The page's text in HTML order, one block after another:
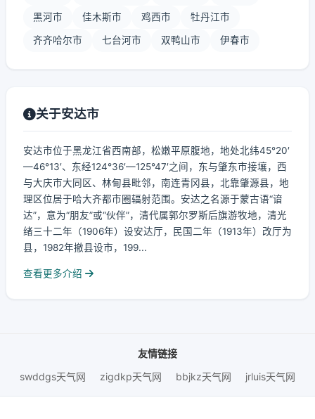
黑河市 佳木斯市 鸡西市 牡丹江市
齐齐哈尔市 七台河市 双鸭山市 伊春市
关于安达市
安达市位于黑龙江省西南部，松嫩平原腹地，地处北纬45°20′
—46°13′、东经124°36′—125°47′之间，东与肇东市接壤，西
与大庆市大同区、林甸县毗邻，南连青冈县，北靠肇源县，地
理区位居于哈大齐都市圈辐射范围。安达之名源于蒙古语“谙
达”，意为“朋友”或“伙伴”，清代属郭尔罗斯后旗游牧地，清光
绪三十二年（1906年）设安达厅，民国二年（1913年）改厅为
县，1982年撤县设市，199...
查看更多介绍
友情链接
swddgs天气网
zigdkp天气网 bbjkz天气网 jrluis天气网